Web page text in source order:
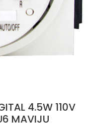
4.5W 110V
MAVIJU